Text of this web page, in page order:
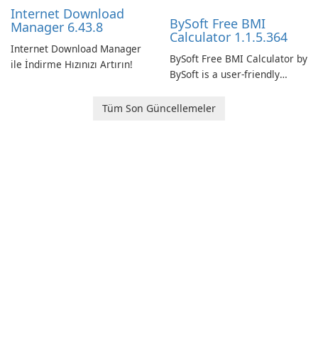
Internet Download
Manager 6.43.8
Internet Download Manager
ile İndirme Hızınızı Artırın!
BySoft Free BMI
Calculator 1.1.5.364
BySoft Free BMI Calculator by
BySoft is a user-friendly
designed to help you
Tüm Son Güncellemeler